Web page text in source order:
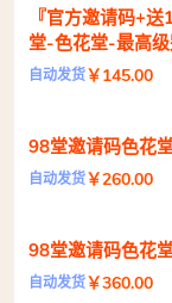
『官方邀请码+
堂-色花堂-最高
自动发货￥145.00
98堂邀请码色花
自动发货￥260.00
98堂邀请码色花
自动发货￥360.00